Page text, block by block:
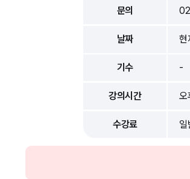
문의
날짜 현
기수 -
강의시간
수강료 일